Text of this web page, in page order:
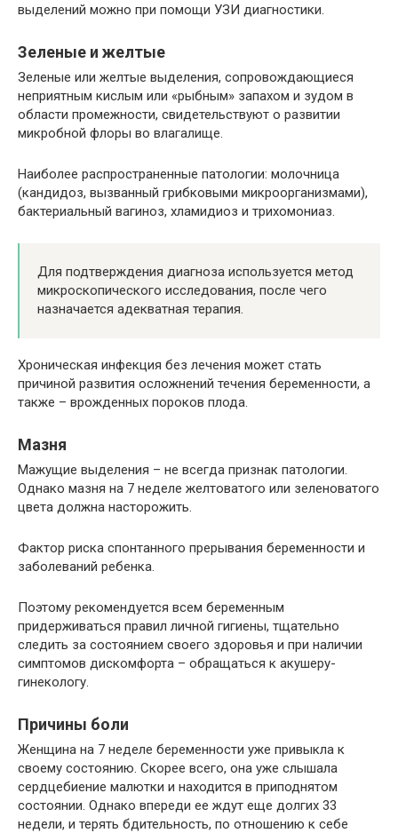
выделений можно при помощи УЗИ диагностики.
Зеленые и желтые
Зеленые или желтые выделения, сопровождающиеся
неприятным кислым или «рыбным» запахом и зудом в
области промежности, свидетельствуют о развитии
микробной флоры во влагалище.
Наиболее распространенные патологии: молочница
(кандидоз, вызванный грибковыми микроорганизмами),
бактериальный вагиноз, хламидиоз и трихомониаз.
Для подтверждения диагноза используется метод
микроскопического исследования, после чего
назначается адекватная терапия.
Хроническая инфекция без лечения может стать
причиной развития осложнений течения беременности, а
также – врожденных пороков плода.
Мазня
Мажущие выделения – не всегда признак патологии.
Однако мазня на 7 неделе желтоватого или зеленоватого
цвета должна насторожить.
Фактор риска спонтанного прерывания беременности и
заболеваний ребенка.
Поэтому рекомендуется всем беременным
придерживаться правил личной гигиены, тщательно
следить за состоянием своего здоровья и при наличии
симптомов дискомфорта – обращаться к акушеру-
гинекологу.
Причины боли
Женщина на 7 неделе беременности уже привыкла к
своему состоянию. Скорее всего, она уже слышала
сердцебиение малютки и находится в приподнятом
состоянии. Однако впереди ее ждут еще долгих 33
недели, и терять бдительность, по отношению к себе